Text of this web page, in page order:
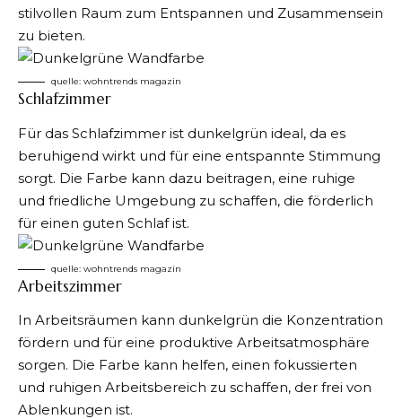
stilvollen Raum zum Entspannen und Zusammensein
zu bieten.
quelle: wohntrends magazin
Schlafzimmer
Für das Schlafzimmer ist dunkelgrün ideal, da es
beruhigend wirkt und für eine entspannte Stimmung
sorgt. Die Farbe kann dazu beitragen, eine ruhige
und friedliche Umgebung zu schaffen, die förderlich
für einen guten Schlaf ist.
quelle: wohntrends magazin
Arbeitszimmer
In Arbeitsräumen kann dunkelgrün die Konzentration
fördern und für eine produktive Arbeitsatmosphäre
sorgen. Die Farbe kann helfen, einen fokussierten
und ruhigen Arbeitsbereich zu schaffen, der frei von
Ablenkungen ist.